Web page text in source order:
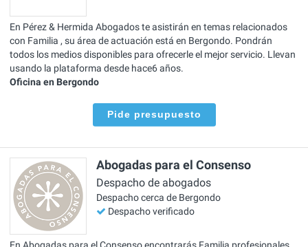
En Pérez & Hermida Abogados te asistirán en temas relacionados
con Familia , su área de actuación está en Bergondo. Pondrán
todos los medios disponibles para ofrecerle el mejor servicio. Llevan
usando la plataforma desde hace6 años.
Oficina en Bergondo
Pide presupuesto
Abogadas para el Consenso
Despacho de abogados
Despacho cerca de Bergondo
Despacho verificado
En Abogadas para el Consenso encontrarás Familia profesionales